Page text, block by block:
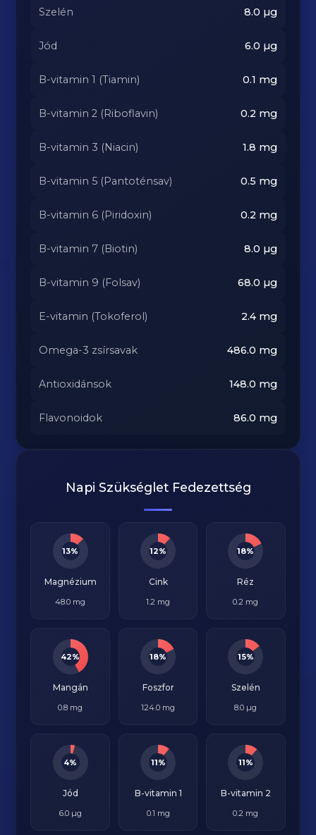
Szelén 8.0 µg
Jód 6.0 µg
B-vitamin 1 (Tiamin) 0.1 mg
B-vitamin 2 (Riboflavin) 0.2 mg
B-vitamin 3 (Niacin) 1.8 mg
B-vitamin 5 (Pantoténsav) 0.5 mg
B-vitamin 6 (Piridoxin) 0.2 mg
B-vitamin 7 (Biotin) 8.0 µg
B-vitamin 9 (Folsav) 68.0 µg
E-vitamin (Tokoferol) 2.4mg
Omega-3 zsírsavak 486.0 mg
Antioxidánsok 148.0 mg
Flavonoidok 86.0 mg
Napi Szükséglet Fedezettség
13%
Magnézium
48.0 mg
12%
Cink
1.2 mg
18%
Réz
0.2 mg
42%
Mangán
0.8 mg
18%
Foszfor
124.0 mg
15%
Szelén
8.0 µg
4%
Jód
6.0 µg
11%
B-vitamin 1
0.1 mg
11%
B-vitamin 2
0.2 mg